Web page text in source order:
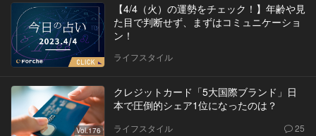
【4/4（火）の運勢をチェック！】年齢や見
た目で判断せず、まずはコミュニケーショ
ン！
ライフスタイル
Vol.176
クレジットカード「5大国際ブランド」日
本で圧倒的シェア1位になったのは？
ライフスタイル 25